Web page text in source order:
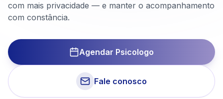
com mais privacidade — e manter o acompanhamento
com constância.
Agendar Psicologo
Fale conosco